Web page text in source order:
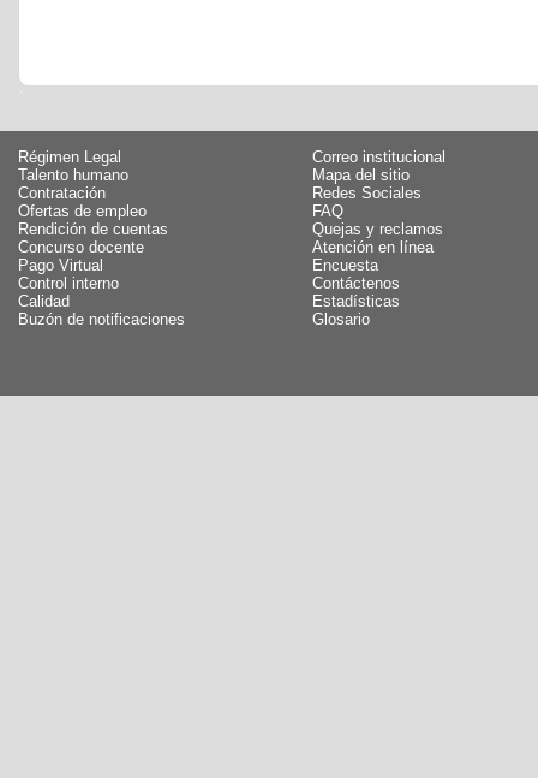
Régimen Legal
Talento humano
Contratación
Ofertas de empleo
Rendición de cuentas
Concurso docente
Pago Virtual
Control interno
Calidad
Buzón de notificaciones
Correo institucional
Mapa del sitio
Redes Sociales
FAQ
Quejas y reclamos
Atención en línea
Encuesta
Contáctenos
Estadísticas
Glosario